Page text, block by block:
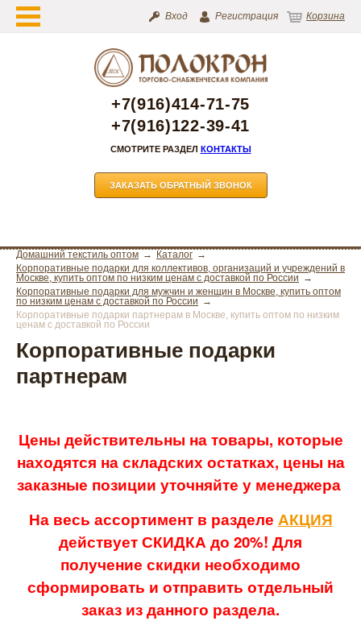
Вход Регистрация Корзина
+7(916)414-71-75
+7(916)122-39-41
СМОТРИТЕ РАЗДЕЛ КОНТАКТЫ
ЗАКАЗАТЬ ОБРАТНЫЙ ЗВОНОК
Домашний текстиль оптом
Каталог
Корпоративные подарки для коллективов, организаций и учреждений в
Москве, купить оптом по низким ценам с доставкой по России
Корпоративные подарки для мужчин и женщин в Москве, купить оптом
по низким ценам с доставкой по России
Корпоративные подарки партнерам в Москве, купить оптом по низким
ценам с доставкой по России
Корпоративные подарки
партнерам
Цены действительны на товары, которые
находятся на складских остатках, цены на
заказные позиции уточняйте у менеджера
На весь ассортимент в разделе АКЦИЯ
действует СКИДКА до 20%! Для
получение скидки необходимо
сформировать и отправить отдельный
заказ из данного раздела.